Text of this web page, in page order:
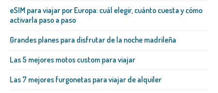
eSIM para viajar por Europa: cuál elegir, cuánto cuesta y cómo
activarla paso a paso
Grandes planes para disfrutar de la noche madrileña
Las 5 mejores motos custom para viajar
Las 7 mejores furgonetas para viajar de alquiler